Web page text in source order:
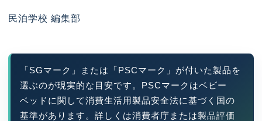
民泊学校 編集部
「SGマーク」または「PSCマーク」が付いた製品を
選ぶのが現実的な目安です。PSCマークはベビー
ベッドに関して消費生活用製品安全法に基づく国の
基準があります。詳しくは消費者庁または製品評価